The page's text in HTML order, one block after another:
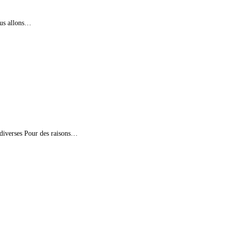
allons…
Pour des raisons…